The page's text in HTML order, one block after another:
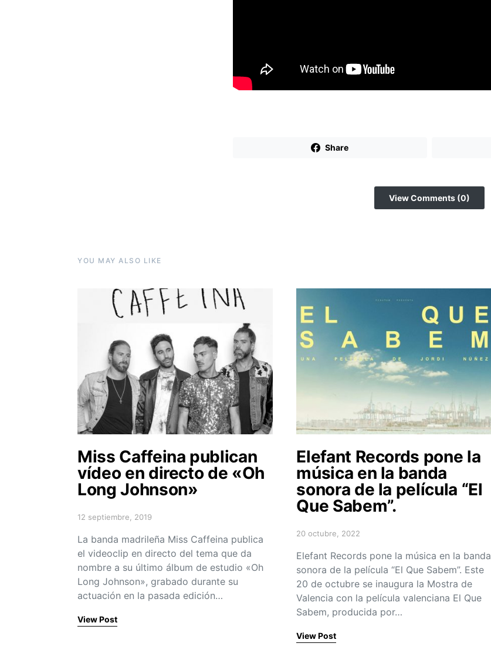
Share
View Comments (0)
YOU MAY ALSO LIKE
Miss Caffeina publican
vídeo en directo de «Oh
Long Johnson»
Posted on
12 septiembre, 2019
La banda madrileña Miss Caffeina publica
el videoclip en directo del tema que da
nombre a su último álbum de estudio «Oh
Long Johnson», grabado durante su
actuación en la pasada edición…
View Post
Elefant Records pone la
música en la banda
sonora de la película “El
Que Sabem”.
Posted on
20 octubre, 2022
Elefant Records pone la música en la banda
sonora de la película “El Que Sabem”. Este
20 de octubre se inaugura la Mostra de
Valencia con la película valenciana El Que
Sabem, producida por…
View Post